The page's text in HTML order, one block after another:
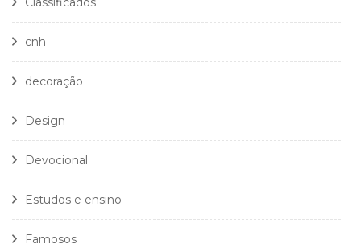
cnh
decoração
Design
Devocional
Estudos e ensino
Famosos